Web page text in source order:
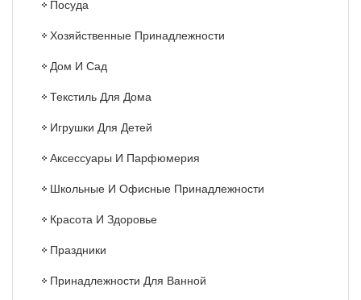
Посуда
Хозяйственные Принадлежности
Дом И Сад
Текстиль Для Дома
Игрушки Для Детей
Аксессуары И Парфюмерия
Школьные И Офисные Принадлежности
Красота И Здоровье
Праздники
Принадлежности Для Ванной